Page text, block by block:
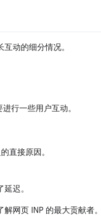
动的细分情况。
行一些用户互动。
直接原因。
迟。
网页 INP 的最大贡献者。